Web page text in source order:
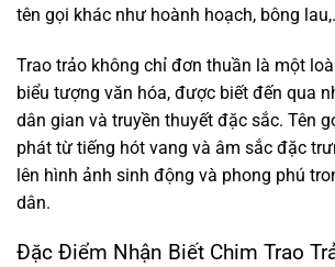
tên gọi khác như hoành hoạch, bông
Trao trảo không chỉ đơn thuần là một
biểu tượng văn hóa, được biết đến qua
dân gian và truyền thuyết đặc sắc. Tên
phát từ tiếng hót vang và âm sắc đặc
lên hình ảnh sinh động và phong phú
dân.
Đặc Điểm Nhận Biết Chim Trao